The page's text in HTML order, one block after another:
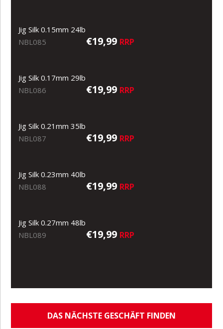
Jig Silk 0.15mm 24lb
NBL085
€19,99 RRP
Jig Silk 0.17mm 29lb
NBL086
€19,99 RRP
Jig Silk 0.21mm 35lb
NBL087
€19,99 RRP
Jig Silk 0.23mm 40lb
NBL088
€19,99 RRP
Jig Silk 0.27mm 48lb
NBL089
€19,99 RRP
DAS NÄCHSTE GESCHÄFT FINDEN